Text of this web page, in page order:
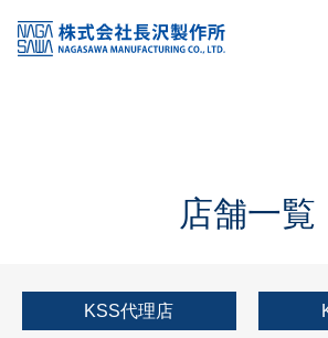
KSS加盟店・取扱店情報
店舗一覧
店舗一覧
KSS代理店